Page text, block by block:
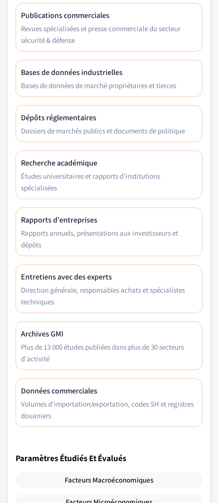
Publications commerciales
Revues spécialisées et presse commerciale du secteur
sécurité & défense
Bases de données industrielles
Bases de données de marché propriétaires et tierces
Dépôts réglementaires
Dossiers de marchés publics et documents de politique
Recherche académique
Études universitaires et rapports d'institutions
spécialisées
Rapports d'entreprises
Rapports annuels, présentations aux investisseurs et
dépôts
Entretiens avec des experts
Direction générale, responsables achats et spécialistes
techniques
Archives GMI
Plus de 13 000 études publiées dans plus de 30 secteurs
d'activité
Données commerciales
Volumes d'importation/exportation, codes SH et registres
douaniers
Paramètres Étudiés Et Évalués
Facteurs Macroéconomiques